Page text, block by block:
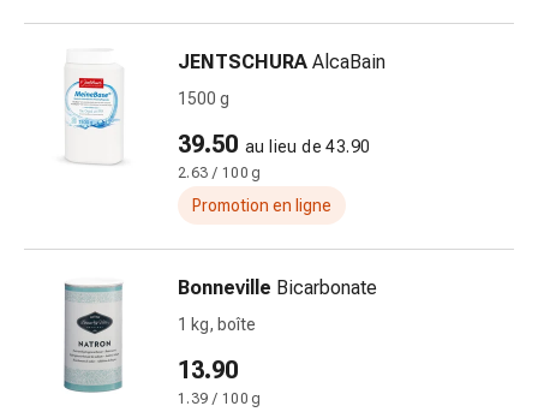
plaies
Sprays
pour
plaies
Bandes
fermeture
plaies
Pommade
JENTSCHURA AlcaBain
1500 g
39.50 au lieu de 43.90
2.63 / 100 g
Promotion en ligne
Bonneville Bicarbonate
1 kg, boîte
13.90
1.39 / 100 g